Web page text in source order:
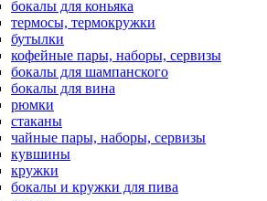
бокалы для коньяка
термосы, термокружки
бутылки
кофейные пары, наборы, сервизы
бокалы для шампанского
бокалы для вина
рюмки
стаканы
чайные пары, наборы, сервизы
кувшины
кружки
бокалы и кружки для пива